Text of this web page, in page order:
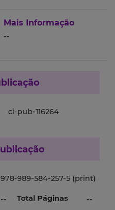
Mais Informação
--
ci-pub-116264
978-989-584-257-5 (print)
-- Total Páginas --